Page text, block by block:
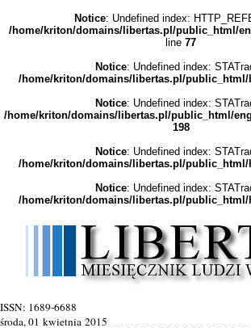
Notice: Undefined index:
/home/kriton/domains/libertas.pl/public_html/
line 77
Notice: Undefined index:
/home/kriton/domains/libertas.pl/public_html/
Notice: Undefined index:
/home/kriton/domains/libertas.pl/public_html/
198
Notice: Undefined index:
/home/kriton/domains/libertas.pl/public_html/
Notice: Undefined index:
/home/kriton/domains/libertas.pl/public_html/
ISSN: 1689-6688
środa, 01 kwietnia 2015